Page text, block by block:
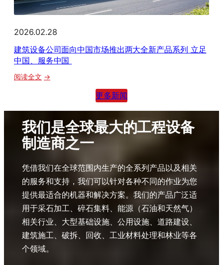
业”
称
号
揭
建
设
备
公
获
两
项
大
2026.02.28
建筑设备公司面向中国市场推出两大全新产品系列 立足
中国、服务中国
阅读全文 ：
设
备
公
司
向
中
国
市
场
推
出
两
更多新闻
我们是全球最大的工程设备
制造商之一
凭借我们在全球范围内生产的全系列产品以及相关
的服务和支持，我们可以针对各种不同的作业为您
提供最适合的机器和解决方案。我们的产品广泛适
用于采石加工、碎石集料、能源（石油和天然气）
相关行业、大型基础设施、公用设施、道路建设、
建筑施工、破拆、回收、工业材料处理和林业等各
个领域。